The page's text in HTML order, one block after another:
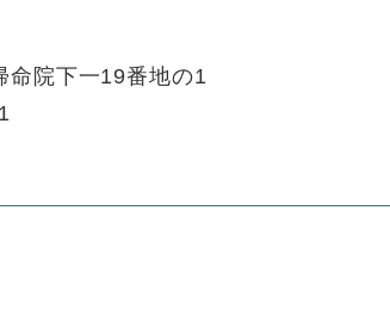
命院下一19番地の1